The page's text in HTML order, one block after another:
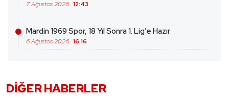
7 Ağustos 2026 12:43
Mardin 1969 Spor, 18 Yıl Sonra 1. Lig’e Hazır
6 Ağustos 2026 16:16
DIĞER HABERLER